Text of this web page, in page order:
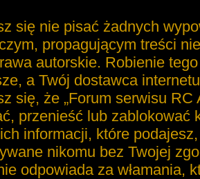
się nie pisać żadnych
propagującym treści
autorskie. Robienie
a Twój dostawca
się, że „Forum serwisu
przenieść lub zablokować
informacji, które
nikomu bez Twojej
odpowiada za włamania,